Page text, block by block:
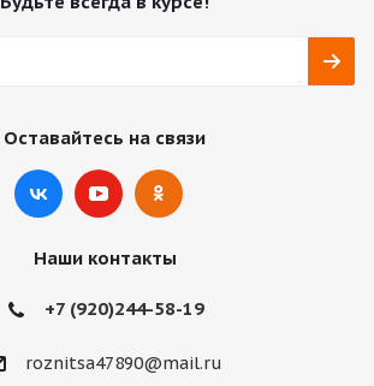
Оставайтесь на связи
Наши контакты
+7 (920)244-58-19
roznitsa47890@mail.ru